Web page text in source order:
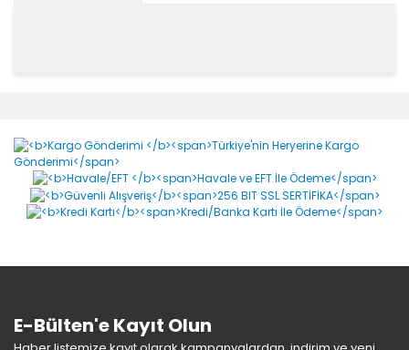
Yorum Yaz
Ürün resmi kalitesiz, bozuk veya görüntülenemiyor.
Ürün açıklamasında eksik bilgiler bulunuyor.
Ürün bilgilerinde hatalar bulunuyor.
E-Bülten'e Kayıt Olun